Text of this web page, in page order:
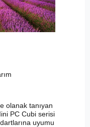
olanak tanıyan
PC Cubi serisi
uyumu